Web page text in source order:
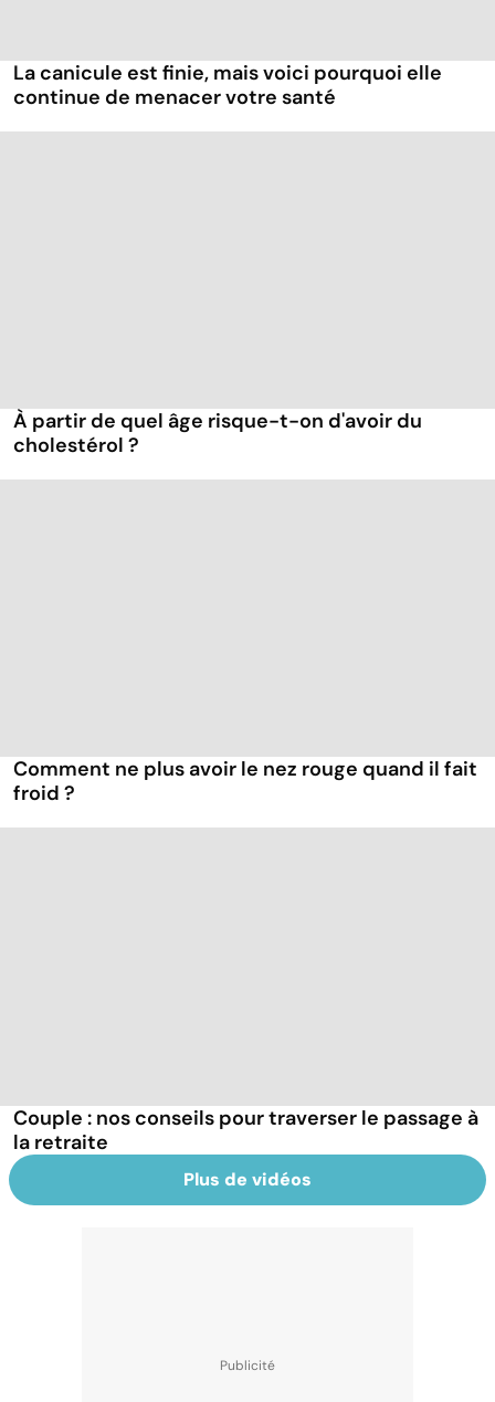
La canicule est finie, mais voici pourquoi elle
continue de menacer votre santé
À partir de quel âge risque-t-on d'avoir du
cholestérol ?
Comment ne plus avoir le nez rouge quand il fait
froid ?
Couple : nos conseils pour traverser le passage à
la retraite
Plus de vidéos